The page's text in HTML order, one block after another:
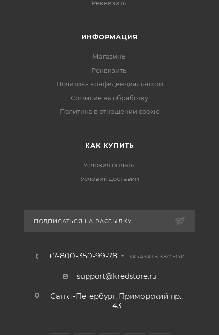
Реквизиты
ИНФОРМАЦИЯ
Магазины
Реквизиты
Политика конфиденциальности
Согласие на обработку
Политика в отношении cookie
КАК КУПИТЬ
Условия оплаты
Условия доставки
ПОДПИСАТЬСЯ НА РАССЫЛКУ
+7-800-350-99-78 ЗАКАЗАТЬ ЗВОНОК
support@kredstore.ru
Санкт-Петербург, Приморский пр.,
43